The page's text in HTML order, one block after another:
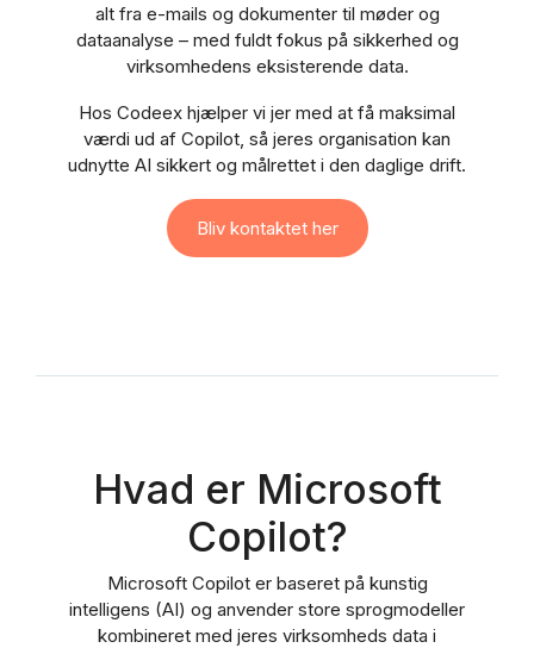
alt fra e-mails og dokumenter til møder og
dataanalyse – med fuldt fokus på sikkerhed og
virksomhedens eksisterende data.
Hos Codeex hjælper vi jer med at få maksimal
værdi ud af Copilot, så jeres organisation kan
udnytte AI sikkert og målrettet i den daglige drift.
Bliv kontaktet her
Hvad er Microsoft
Copilot?
Microsoft Copilot er baseret på kunstig
intelligens (AI) og anvender store sprogmodeller
kombineret med jeres virksomheds data i